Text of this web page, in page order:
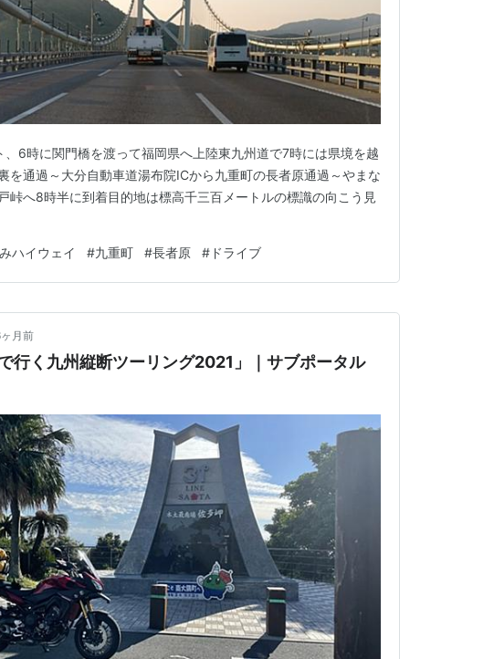
6時に関門橋を渡って福岡県へ上陸東九州道で7時には県境を越
を通過～大分自動車道湯布院ICから九重町の長者原通過～やまな
峠へ8時半に到着目的地は標高千三百メートルの標識の向こう見
ハイウェイ #九重町 #長者原 # ドライブ
月前
行く九州縦断ツーリング2021」｜サブポータル